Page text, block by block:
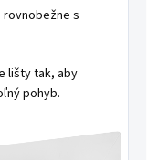
rovnobežne s
lišty tak, aby
pohyb.